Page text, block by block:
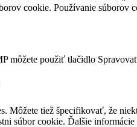
cookie. Používanie súborov
môžete použiť tlačidlo
Môžete tiež špecifikovať, že
súbor cookie. Ďalšie